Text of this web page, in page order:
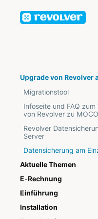
Upgrade von Revolver
Migrationstool
Infoseite und FAQ zum
von Revolver zu MOCO
Revolver
Server
Datensicherung am
Aktuelle Themen
E-Rechnung
Einführung
Installation